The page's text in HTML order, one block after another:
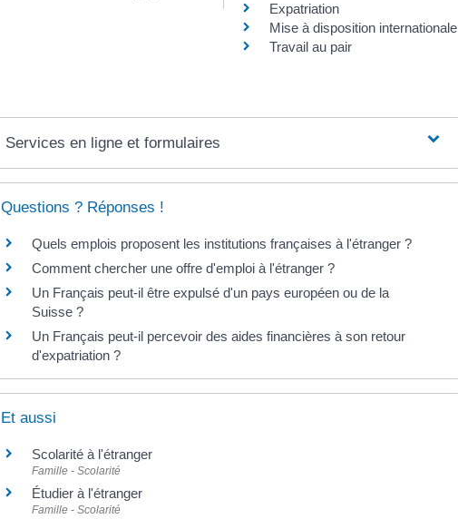
Expatriation
Mise à disposition internationale
Travail au pair
Services en ligne et formulaires
Questions ? Réponses !
Quels emplois proposent les institutions françaises à l'étranger ?
Comment chercher une offre d'emploi à l'étranger ?
Un Français peut-il être expulsé d'un pays européen ou de la
Suisse ?
Un Français peut-il percevoir des aides financières à son retour
d'expatriation ?
Et aussi
Scolarité à l'étranger
Famille - Scolarité
Étudier à l'étranger
Famille - Scolarité